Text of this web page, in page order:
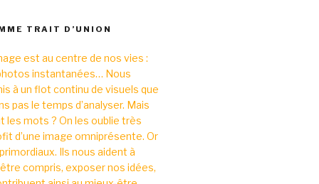
TRAIT D’UNION
est au centre de nos vies :
instantanées… Nous
à un flot continu de visuels que
pas le temps d’analyser. Mais
les mots ? On les oublie très
d’une image omniprésente. Or
Ils nous aident à
compris, exposer nos idées,